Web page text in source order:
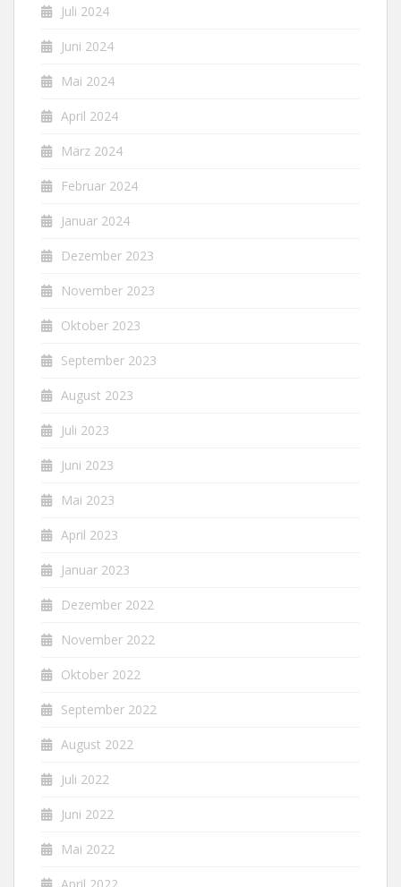
Juli 2024
Juni 2024
Mai 2024
April 2024
März 2024
Februar 2024
Januar 2024
Dezember 2023
November 2023
Oktober 2023
September 2023
August 2023
Juli 2023
Juni 2023
Mai 2023
April 2023
Januar 2023
Dezember 2022
November 2022
Oktober 2022
September 2022
August 2022
Juli 2022
Juni 2022
Mai 2022